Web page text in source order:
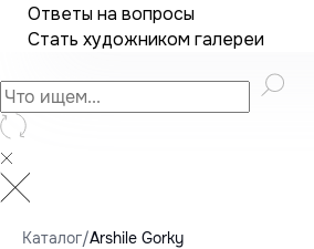
Ответы на вопросы
Стать художником галереи
Каталог/Arshile Gorky